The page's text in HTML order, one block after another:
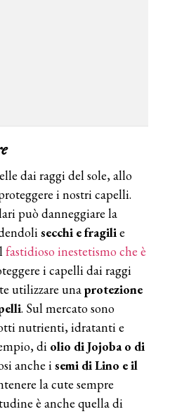
dai raggi del sole, allo
i nostri capelli.
può danneggiare la
secchi e fragilie
fastidioso inestetismo che è
i capelli dai raggi
utilizzare unaprotezione
. Sul mercato sono
nutrienti, idratanti e
di olio di Jojoba o di
anche isemi di Lino e il
la cute sempre
è anche quella di